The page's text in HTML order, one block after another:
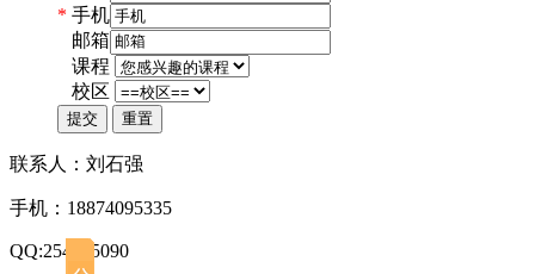
* 手机
邮箱
课程
校区
提交 重置
联系人：刘石强
手机：18874095335
QQ:254735090